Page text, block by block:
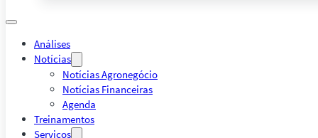
Análises
Notícias
Notícias Agronegócio
Notícias Financeiras
Agenda
Treinamentos
Serviços